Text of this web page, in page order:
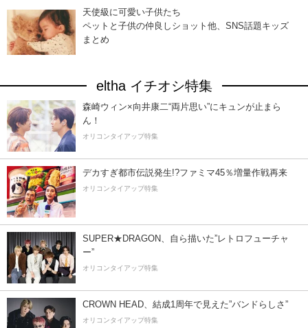
天使級に可愛い子供たち
ペットと子供の仲良しショット他、SNS話題キッズ
まとめ
eltha イチオシ特集
森崎ウィン×向井康二“両片思い”にキュンが止まら
ん！
オリコンタイアップ特集
デカすぎ都市伝説発生!?ファミマ45％増量作戦再来
オリコンタイアップ特集
SUPER★DRAGON、自ら描いた”レトロフューチャ
ー”
オリコンタイアップ特集
CROWN HEAD、結成1周年で見えた”バンドらしさ”
オリコンタイアップ特集